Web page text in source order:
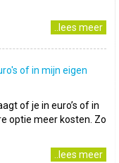
..lees meer
of in mijn eigen
of je in euro’s of in
optie meer kosten. Zo
..lees meer